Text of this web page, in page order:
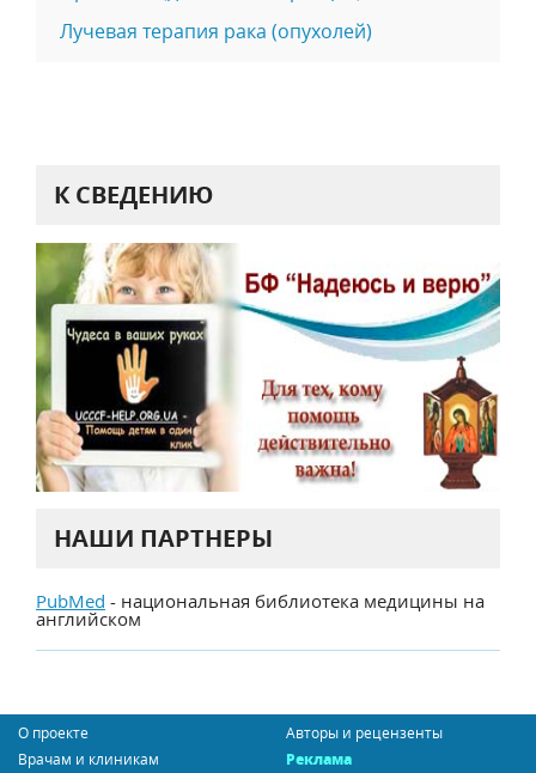
Лучевая терапия рака (опухолей)
К СВЕДЕНИЮ
НАШИ ПАРТНЕРЫ
PubMed - национальная библиотека медицины на
английском
О проекте
Авторы и рецензенты
Врачам и клиникам
Реклама